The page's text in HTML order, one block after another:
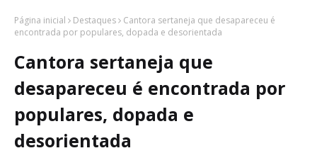
Página inicial Destaques
Cantora sertaneja que desapareceu é
encontrada por populares, dopada e desorientada
Cantora sertaneja que
desapareceu é encontrada por
populares, dopada e
desorientada